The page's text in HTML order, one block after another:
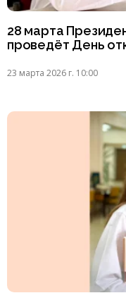
28 марта
проведёт День
23 марта 2026 г. 10:00